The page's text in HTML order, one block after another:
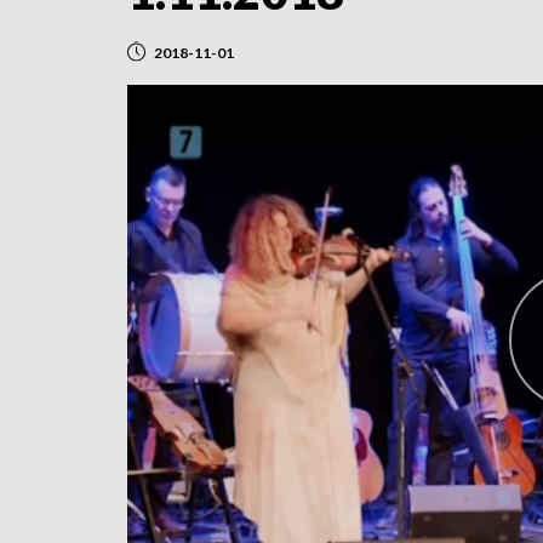
2018-11-01